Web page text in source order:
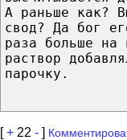
А раньше как?
свод? Да бог
раза больше на
раствор
парочку.
[+ 22 - ]